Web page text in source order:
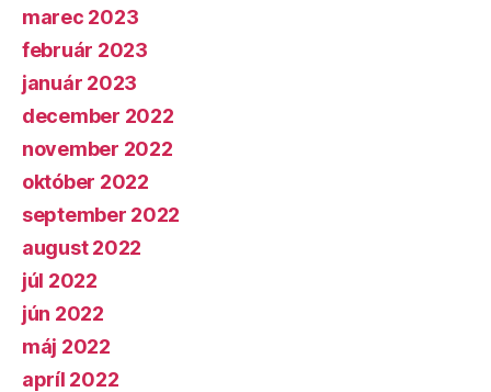
marec 2023
február 2023
január 2023
december 2022
november 2022
október 2022
september 2022
august 2022
júl 2022
jún 2022
máj 2022
apríl 2022